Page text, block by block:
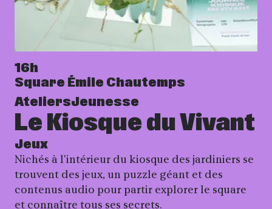
Le Kiosque du Vivant
Jeux
16h
Square Émile Chautemps
Nichés à l'intérieur du kiosque des jardiniers se
trouvent des jeux, un puzzle géant et des
contenus audio pour partir explorer le square
et connaître tous ses secrets.
AteliersJeunesse